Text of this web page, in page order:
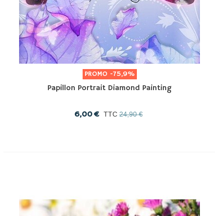
PROMO -75,9%
Papillon Portrait Diamond Painting
6,00 € TTC 24,90 €